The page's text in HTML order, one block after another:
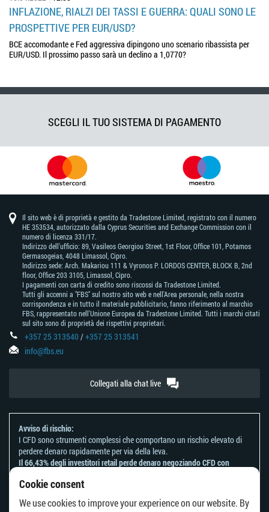
Cookie consent
We use cookies to improve your experience on our website. By
INFLAZIONE, RIALZI DEI TASSI E GUERRA: QUALI SONO LE
PROSPETTIVE PER EUR/USD?
BCE accomodante e Fed aggressiva dipingono uno scenario ribassista per
EUR/USD. Il prossimo passo sarà un declino a 1,0770?
SCEGLI IL TUO SISTEMA DI PAGAMENTO
Il sito web è di proprietà e gestito da Tradestone Limited, registrato con il numero
HE 353534, autorizzato dalla Cyprus Securities and Exchange Commission con il
numero di licenza 331/17.
Indirizzo dell'ufficio: 89, Vasileos Georgiou Street, 1st Floor, Office 101, Potamos
Germasogeias, 4048 Limassol, Cipro.
Indirizzo sede: Arch. Makariou 111 & Vyronos Р. LORDOS CENTER, BLOCK В, 2nd
floor, Office 203 3105, Limassol, Cipro.
I pagamenti con carta di credito sono riscossi da Tradestone Limited.
Tutti gli accenni a "FBS" sul nostro sito web e nell'Area personale, nella nostra
corrispondenza e in tutto il materiale pubblicitario, fanno riferimento al marchio
FBS, rappresentato nell'Unione Europea da Tradestone Limited. Tutti i marchi citati
sul sito sono di proprietà dei rispettivi proprietari.
+357 25 313540/+357 25 313541
info@fbs.eu
Collegati alla chat live
Avviso di rischio:
I CFD sono strumenti complessi che comportano un rischio elevato di
perdere denaro rapidamente per via della leva.
Il 66,43% degli investitori retail perde denaro negoziando CFD con
Dovresti considerare se comprendi come funzionano i CFD e se puoi
permetterti di correre il rischio di perdere il tuo denaro.
Fai riferimento alla nostraInformativa sui rischi.